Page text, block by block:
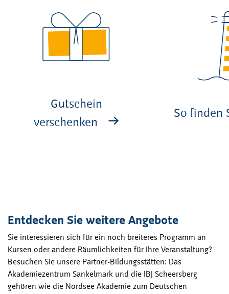
Gutschein
verschenken
So finden
Entdecken Sie weitere Angebote
Sie interessieren sich für ein noch breiteres Programm an
Kursen oder andere Räumlichkeiten für Ihre Veranstaltung?
Besuchen Sie unsere Partner-Bildungsstätten: Das
Akademiezentrum Sankelmark und die IBJ Scheersberg
gehören wie die Nordsee Akademie zum Deutschen